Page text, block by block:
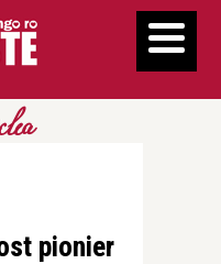
pionier